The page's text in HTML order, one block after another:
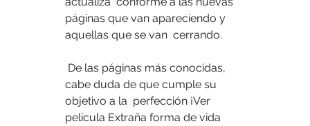
páginas que van apareciendo y
aquellas que se van  cerrando.
cabe duda de que cumple su
objetivo a la  perfección ¡Ver
película Extraña forma de vida